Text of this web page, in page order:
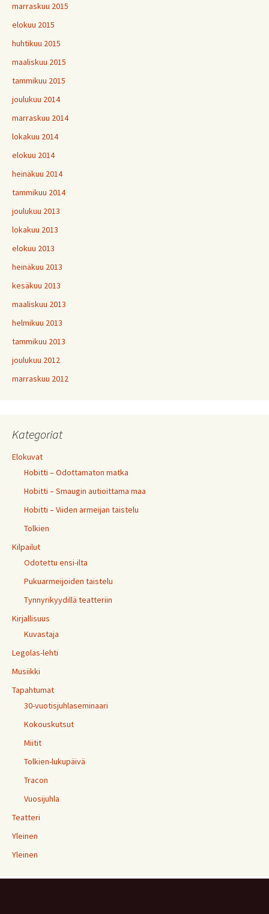
marraskuu 2015
elokuu 2015
huhtikuu 2015
maaliskuu 2015
tammikuu 2015
joulukuu 2014
marraskuu 2014
lokakuu 2014
elokuu 2014
heinäkuu 2014
tammikuu 2014
joulukuu 2013
lokakuu 2013
elokuu 2013
heinäkuu 2013
kesäkuu 2013
maaliskuu 2013
helmikuu 2013
tammikuu 2013
joulukuu 2012
marraskuu 2012
Kategoriat
Elokuvat
Hobitti – Odottamaton matka
Hobitti – Smaugin autioittama maa
Hobitti – Viiden armeijan taistelu
Tolkien
Kilpailut
Odotettu ensi-ilta
Pukuarmeijoiden taistelu
Tynnyrikyydillä teatteriin
Kirjallisuus
Kuvastaja
Legolas-lehti
Musiikki
Tapahtumat
30-vuotisjuhlaseminaari
Kokouskutsut
Miitit
Tolkien-lukupäivä
Tracon
Vuosijuhla
Teatteri
Yleinen
Yleinen